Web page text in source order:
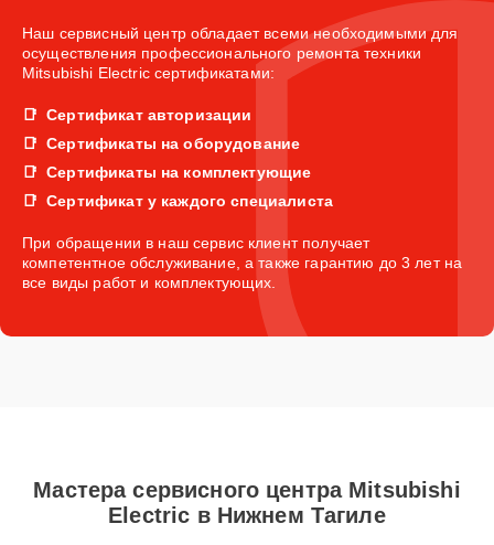
Наш сервисный центр обладает всеми необходимыми для
осуществления профессионального ремонта техники
Mitsubishi Electric сертификатами:
Сертификат авторизации
Сертификаты на оборудование
Сертификаты на комплектующие
Сертификат у каждого специалиста
При обращении в наш сервис клиент получает
компетентное обслуживание, а также гарантию до 3 лет на
все виды работ и комплектующих.
Мастера сервисного центра Mitsubishi
Electric в Нижнем Тагиле